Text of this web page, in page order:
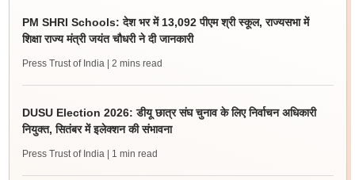
PM SHRI Schools: देश भर में 13,092 पीएम श्री स्कूल, राज्यसभा में
शिक्षा राज्य मंत्री जयंत चौधरी ने दी जानकारी
Press Trust of India | 2 mins read
DUSU Election 2026: डीयू छात्र संघ चुनाव के लिए निर्वाचन अधिकारी
नियुक्त, सितंबर में इलेक्शन की संभावना
Press Trust of India | 1 min read